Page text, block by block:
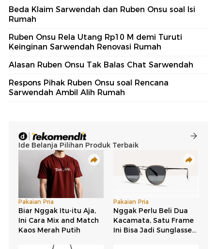
Beda Klaim Sarwendah dan Ruben Onsu soal Isi
Rumah
Ruben Onsu Rela Utang Rp10 M demi Turuti
Keinginan Sarwendah Renovasi Rumah
Alasan Ruben Onsu Tak Balas Chat Sarwendah
Respons Pihak Ruben Onsu soal Rencana
Sarwendah Ambil Alih Rumah